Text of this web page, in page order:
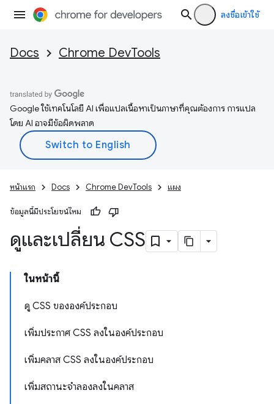
ลงชื่อเข้าใช้
Docs Chrome DevTools
Google ใช้เทคโนโลยี AI เพื่อแปลเนื้อหาเป็นภาษาที่คุณต้องการ การแปล
โดย AI อาจมีข้อผิดพลาด
หน้าแรก Docs Chrome DevTools แผง
ข้อมูลนี้มีประโยชน์ไหม
ดูและเปลี่ยน CSS
ในหน้านี้
ดู CSS ขององค์ประกอบ
เพิ่มประกาศ CSS ลงในองค์ประกอบ
เพิ่มคลาส CSS ลงในองค์ประกอบ
เพิ่มสถานะจำลองลงในคลาส